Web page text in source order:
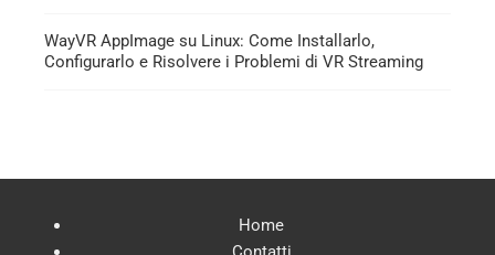
WayVR AppImage su Linux: Come Installarlo,
Configurarlo e Risolvere i Problemi di VR Streaming
Home